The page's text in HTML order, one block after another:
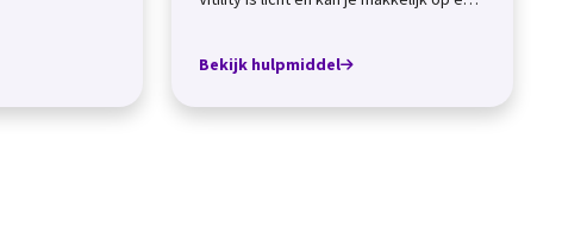
Bekijk hulpmiddel